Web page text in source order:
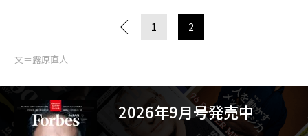
1 2
文＝露原直人
2026年9月号発売中